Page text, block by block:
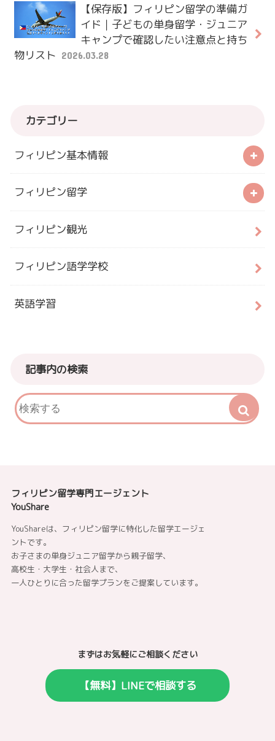
【保存版】フィリピン留学の準備ガ
イド｜子どもの単身留学・ジュニア
キャンプで確認したい注意点と持ち
物リスト
2026.03.28
カテゴリー
フィリピン基本情報
フィリピン留学
フィリピン観光
フィリピン語学学校
英語学習
記事内の検索
フィリピン留学専門エージェント
YouShare
YouShareは、フィリピン留学に特化した留学エージェ
ントです。
お子さまの単身ジュニア留学から親子留学、
高校生・大学生・社会人まで、
一人ひとりに合った留学プランをご提案しています。
まずはお気軽にご相談ください
【無料】LINEで相談する